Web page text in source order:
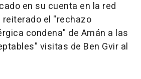
en su cuenta en la red
reiterado el "rechazo
condena" de Amán a las
visitas de Ben Gvir al